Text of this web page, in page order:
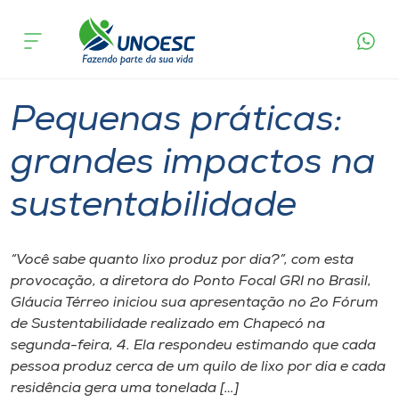
Cursos
Atendimento ao Estudante
Portal de Ensino
A
Internacionalização
acontece
Pequenas práticas:
grandes impactos na
sustentabilidade
“Você sabe quanto lixo produz por dia?”, com esta
provocação, a diretora do Ponto Focal GRI no Brasil,
Gláucia Térreo iniciou sua apresentação no 2o Fórum
de Sustentabilidade realizado em Chapecó na
segunda-feira, 4. Ela respondeu estimando que cada
pessoa produz cerca de um quilo de lixo por dia e cada
residência gera uma tonelada […]